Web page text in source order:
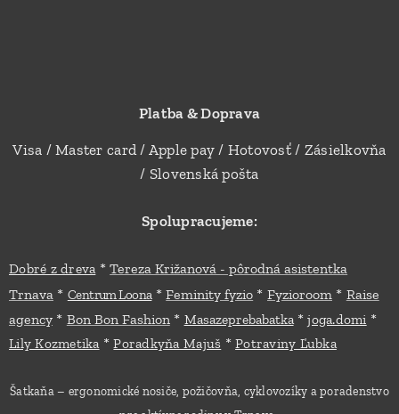
Platba & Doprava
Visa / Master card / Apple pay / Hotovosť / Zásielkovňa
/ Slovenská pošta
Spolupracujeme:
Dobré z dreva*Tereza Križanová - pôrodná asistentka
Trnava * Centrum Loona *Feminity fyzio * Fyzioroom* Raise
agency * Bon Bon Fashion* Masazeprebabatka*joga.domi *
Lily Kozmetika*Poradkyňa Majuš *Potraviny Ľubka
Šatkaňa – ergonomické nosiče, požičovňa, cyklovozíky a poradenstvo